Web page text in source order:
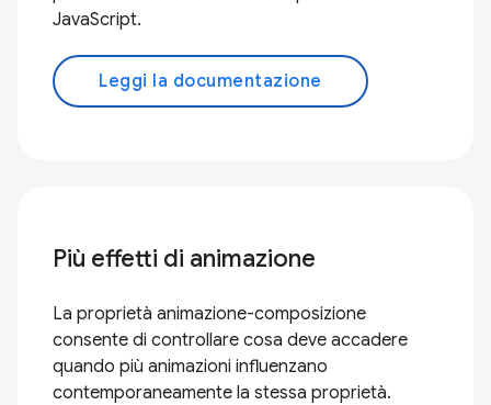
JavaScript.
Leggi la documentazione
Più effetti di animazione
La proprietà animazione-composizione
consente di controllare cosa deve accadere
quando più animazioni influenzano
contemporaneamente la stessa proprietà.